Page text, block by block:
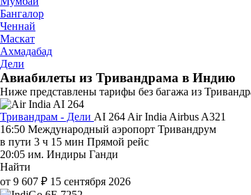
Бангалор
Ченнай
Маскат
Ахмадабад
Дели
Авиабилеты из Тривандрама в Индию
Ниже представлены тарифы без багажа из
Тривандрам - Дели AI 264 Air India Airbus A321
16:50 Международный аэропорт Тривандрум
в пути 3 ч 15 мин Прямой рейс
20:05 им. Индиры Ганди
Найти
от 9 607 ₽ 15 сентября 2026